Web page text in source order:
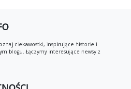
ciekawostki, inspirujące historie i
blogu. Łączymy interesujące newsy z